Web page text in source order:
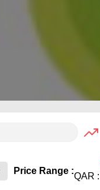
Price Range :
QAR :